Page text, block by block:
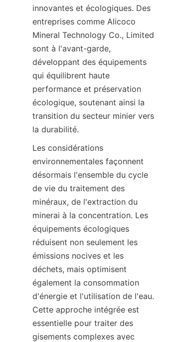
innovantes et écologiques. Des
entreprises comme Alicoco
Mineral Technology Co., Limited
sont à l'avant-garde,
développant des équipements
qui équilibrent haute
performance et préservation
écologique, soutenant ainsi la
transition du secteur minier vers
la durabilité.
Les considérations
environnementales façonnent
désormais l'ensemble du cycle
de vie du traitement des
minéraux, de l'extraction du
minerai à la concentration. Les
équipements écologiques
réduisent non seulement les
émissions nocives et les
déchets, mais optimisent
également la consommation
d'énergie et l'utilisation de l'eau.
Cette approche intégrée est
essentielle pour traiter des
gisements complexes avec